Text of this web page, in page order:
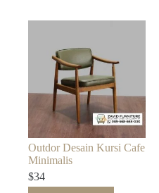
Outdor Desain Kursi Cafe
Minimalis
$34